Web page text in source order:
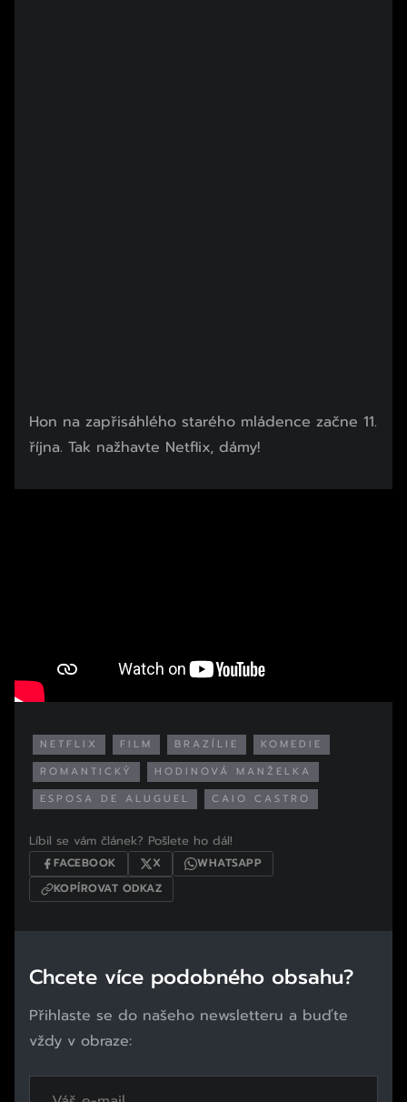
Hon na zapřisáhlého starého mládence začne 11.
října. Tak nažhavte Netflix, dámy!
NETFLIX FILM BRAZÍLIE
KOMEDIE
ROMANTICKÝ
HODINOVÁ MANŽELKA
ESPOSA DE ALUGUEL
CAIO CASTRO
Líbil se vám článek? Pošlete ho dál!
FACEBOOK X
WHATSAPP
KOPÍROVAT ODKAZ
Chcete více podobného obsahu?
Přihlaste se do našeho newsletteru a buďte
vždy v obraze: